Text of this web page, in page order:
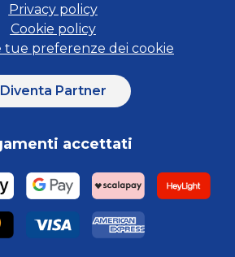
Privacy policy
Cookie policy
tue preferenze dei cookie
Diventa Partner
accettati